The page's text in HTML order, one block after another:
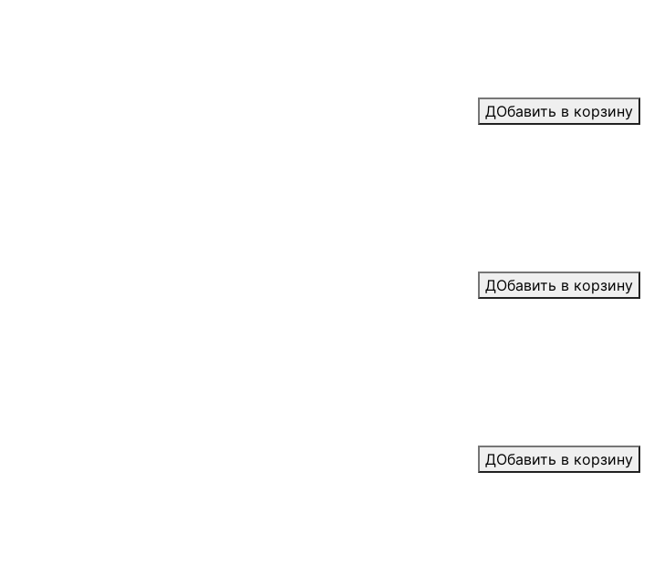
ДОбавить в корзину
ДОбавить в корзину
ДОбавить в корзину